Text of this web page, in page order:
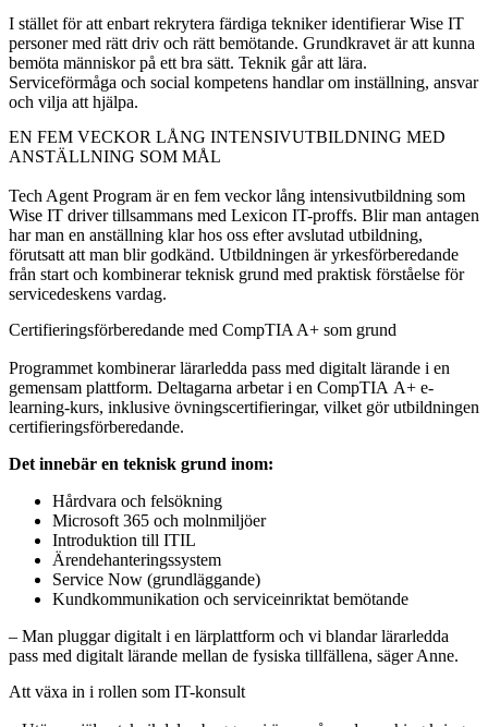
I stället för att enbart rekrytera färdiga tekniker identifierar Wise IT
personer med rätt driv och rätt bemötande. Grundkravet är att kunna
bemöta människor på ett bra sätt. Teknik går att lära.
Serviceförmåga och social kompetens handlar om inställning, ansvar
och vilja att hjälpa.
EN FEM VECKOR LÅNG INTENSIVUTBILDNING MED
ANSTÄLLNING SOM MÅL
Tech Agent Program är en fem veckor lång intensivutbildning som
Wise IT driver tillsammans med Lexicon IT-proffs. Blir man antagen
har man en anställning klar hos oss efter avslutad utbildning,
förutsatt att man blir godkänd. Utbildningen är yrkesförberedande
från start och kombinerar teknisk grund med praktisk förståelse för
servicedeskens vardag.
Certifieringsförberedande med CompTIA A+ som grund
Programmet kombinerar lärarledda pass med digitalt lärande i en
gemensam plattform. Deltagarna arbetar i en CompTIA A+ e-
learning-kurs, inklusive övningscertifieringar, vilket gör utbildningen
certifieringsförberedande.
Det innebär en teknisk grund inom:
Hårdvara och felsökning
Microsoft 365 och molnmiljöer
Introduktion till ITIL
Ärendehanteringssystem
Service Now (grundläggande)
Kundkommunikation och serviceinriktat bemötande
– Man pluggar digitalt i en lärplattform och vi blandar lärarledda
pass med digitalt lärande mellan de fysiska tillfällena, säger Anne.
Att växa in i rollen som IT-konsult